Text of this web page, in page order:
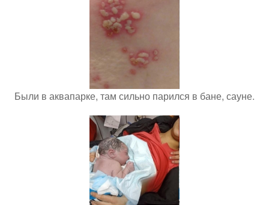
Были в аквапарке, там сильно парился в бане, сауне.